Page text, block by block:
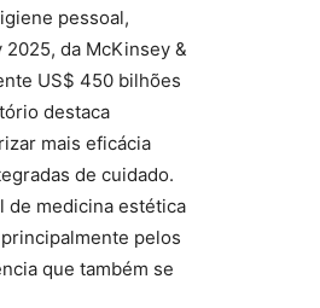
pessoal,
da McKinsey &
US$ 450 bilhões
destaca
mais eficácia
de cuidado.
de medicina estética
pelos
que também se